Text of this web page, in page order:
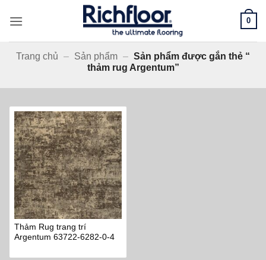
qua
dung
0
Trang chủ – Sản phẩm – Sản phẩm được gắn thẻ “
thảm rug Argentum”
Thảm Rug trang trí
Argentum 63722-6282-0-4